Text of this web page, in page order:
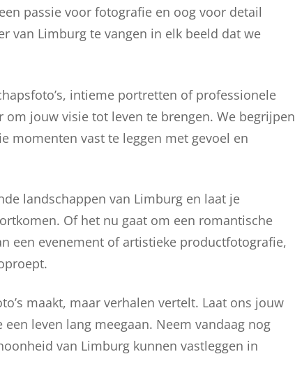
passie voor fotografie en oog voor detail
van Limburg te vangen in elk beeld dat we
intieme portretten of professionele
jouw visie tot leven te brengen. We begrijpen
momenten vast te leggen met gevoel en
landschappen van Limburg en laat je
Of het nu gaat om een romantische
een evenement of artistieke productfotografie,
maakt, maar verhalen vertelt. Laat ons jouw
leven lang meegaan. Neem vandaag nog
van Limburg kunnen vastleggen in